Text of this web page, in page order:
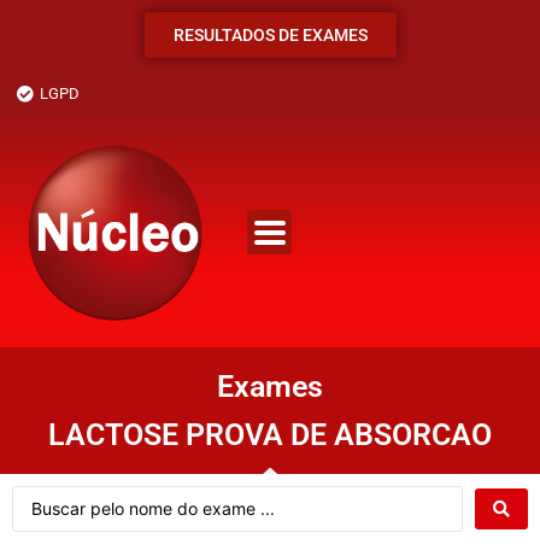
RESULTADOS DE EXAMES
LGPD
Exames
LACTOSE PROVA DE ABSORCAO